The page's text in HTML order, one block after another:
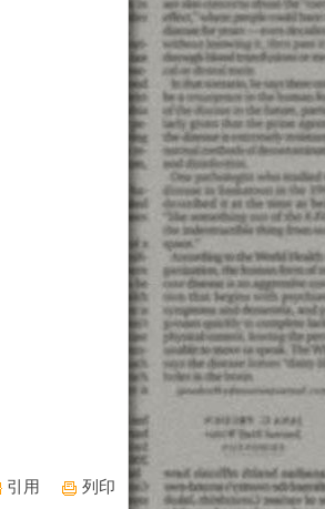
引用 列印